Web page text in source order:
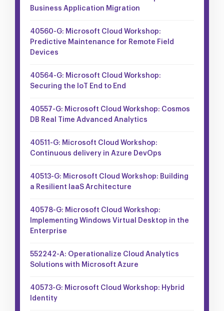
Business Application Migration
40560-G: Microsoft Cloud Workshop:
Predictive Maintenance for Remote Field
Devices
40564-G: Microsoft Cloud Workshop:
Securing the IoT End to End
40557-G: Microsoft Cloud Workshop: Cosmos
DB Real Time Advanced Analytics
40511-G: Microsoft Cloud Workshop:
Continuous delivery in Azure DevOps
40513-G: Microsoft Cloud Workshop: Building
a Resilient IaaS Architecture
40578-G: Microsoft Cloud Workshop:
Implementing Windows Virtual Desktop in the
Enterprise
552242-A: Operationalize Cloud Analytics
Solutions with Microsoft Azure
40573-G: Microsoft Cloud Workshop: Hybrid
Identity